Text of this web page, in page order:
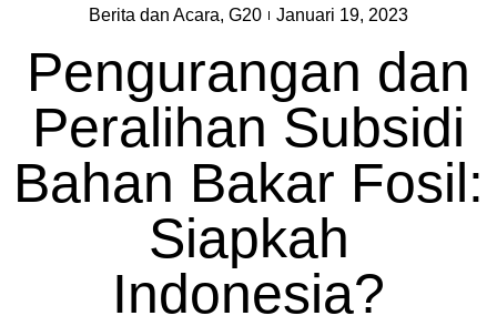
Berita dan Acara, G20 Januari 19, 2023
Pengurangan dan
Peralihan Subsidi
Bahan Bakar Fosil:
Siapkah
Indonesia?